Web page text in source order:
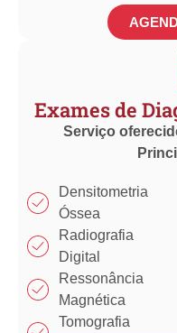
Exames de
Serviço
Densitometria
Óssea
Radiografia
Digital
Ressonância
Magnética
Tomografia